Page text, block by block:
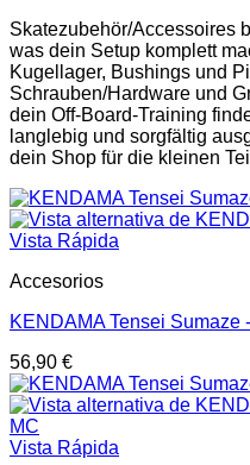
Skatezubehör/Accessoires
was dein Setup komplett
Kugellager, Bushings und
Schrauben/Hardware und
dein Off-Board-Training
langlebig und sorgfältig
dein Shop für die kleinen
Vista Rápida
Accesorios
KENDAMA Tensei Sumaze
56,90 €
Vista Rápida